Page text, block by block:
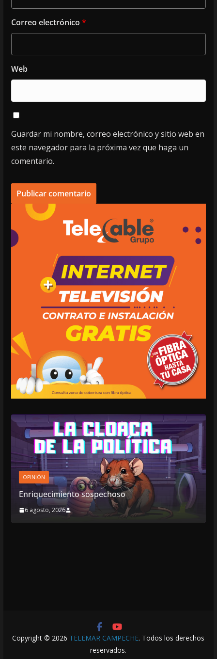
Correo electrónico *
Web
Guardar mi nombre, correo electrónico y sitio web en
este navegador para la próxima vez que haga un
comentario.
OPINIÓN
Enriquecimiento sospechoso
6 agosto, 2026
Copyright © 2026 TELEMAR CAMPECHE. Todos los derechos
reservados.